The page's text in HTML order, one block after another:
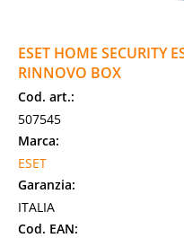
ESET HOME SECURITY
RINNOVO BOX
Cod. art.:
507545
Marca:
ESET
Garanzia:
ITALIA
Cod. EAN: